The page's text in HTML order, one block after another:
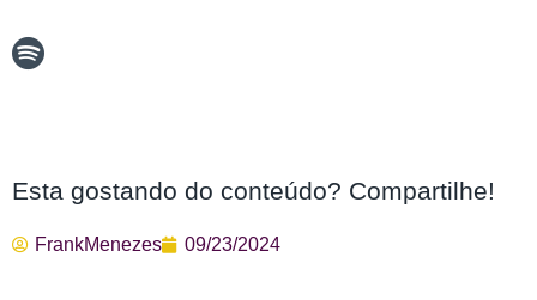
Esta gostando do conteúdo? Compartilhe!
FrankMenezes 09/23/2024